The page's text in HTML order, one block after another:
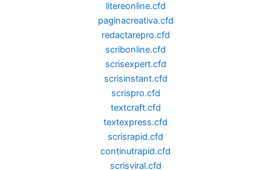
litereonline.cfd
paginacreativa.cfd
redactarepro.cfd
scribonline.cfd
scrisexpert.cfd
scrisinstant.cfd
scrispro.cfd
textcraft.cfd
textexpress.cfd
scrisrapid.cfd
continutrapid.cfd
scrisviral.cfd